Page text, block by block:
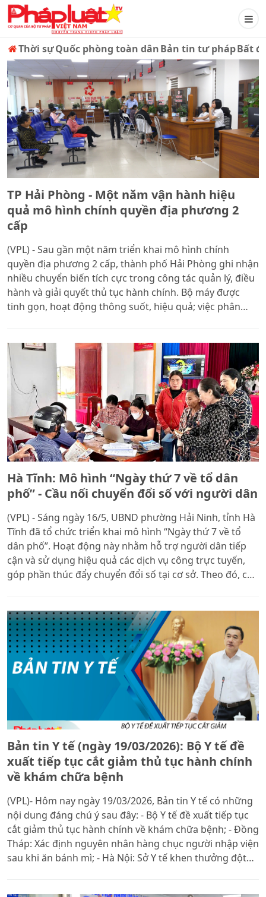
Thời sựQuốc phòng toàn dânBản tin tư phápBất
TP Hải Phòng - Một năm vận hành hiệu
quả mô hình chính quyền địa phương 2
cấp
(VPL) - Sau gần một năm triển khai mô hình chính
quyền địa phương 2 cấp, thành phố Hải Phòng ghi nhận
nhiều chuyển biến tích cực trong công tác quản lý, điều
hành và giải quyết thủ tục hành chính. Bộ máy được
tinh gọn, hoạt động thông suốt, hiệu quả; việc phân
lệ giải quyết hồ sơ đúng và trước hạn đạt gần 100%, Hải
Phòng tiếp tục nằm trong nhóm địa phương dẫn đầu cả
nước về cải cách hành chính.
Hà Tĩnh: Mô hình “Ngày thứ 7 về tổ dân
phố” - Cầu nối chuyển đổi số với người dân
(VPL) - Sáng ngày 16/5, UBND phường Hải Ninh, tỉnh Hà
Tĩnh đã tổ chức triển khai mô hình “Ngày thứ 7 về tổ
dân phố”. Hoạt động này nhằm hỗ trợ người dân tiếp
cận và sử dụng hiệu quả các dịch vụ công trực tuyến,
góp phần thúc đẩy chuyển đổi số tại cơ sở. Theo đó, cán
đồng thời hỗ trợ thực hiện các thủ tục hành chính
thông thường trên môi trường điện tử. Qua đó giúp
người dân tiết kiệm thời gian, thuận tiện hơn trong quá
trình giao dịch hành chính.
Bản tin Y tế (ngày 19/03/2026): Bộ Y tế đề
xuất tiếp tục cắt giảm thủ tục hành chính
về khám chữa bệnh
(VPL)- Hôm nay ngày 19/03/2026, Bản tin Y tế có những
nội dung đáng chú ý sau đây: - Bộ Y tế đề xuất tiếp tục
cắt giảm thủ tục hành chính về khám chữa bệnh; - Đồng
Tháp: Xác định nguyên nhân hàng chục người nhập viện
sau khi ăn bánh mì; - Hà Nội: Sở Y tế khen thưởng đột